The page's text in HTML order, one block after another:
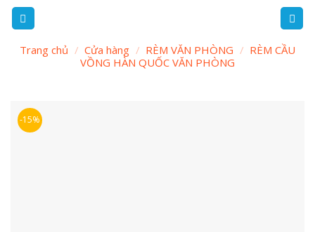
Skip
Trang chủ / Cửa hàng / RÈM VĂN PHÒNG / RÈM CẦU
VỒNG HÀN QUỐC VĂN PHÒNG
-15%